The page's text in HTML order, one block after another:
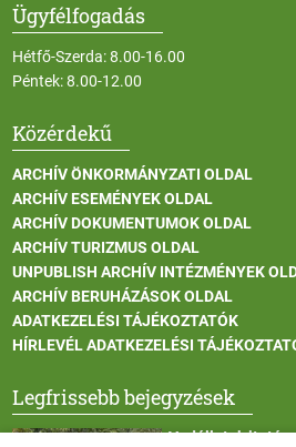
Ügyfélfogadás
Hétfő-Szerda: 8.00-16.00
Péntek: 8.00-12.00
Közérdekű
ARCHÍV ÖNKORMÁNYZATI OLDAL
ARCHÍV ESEMÉNYEK OLDAL
ARCHÍV DOKUMENTUMOK OLDAL
ARCHÍV TURIZMUS OLDAL
UNPUBLISH ARCHÍV INTÉZMÉNYEK
ARCHÍV BERUHÁZÁSOK OLDAL
ADATKEZELÉSI TÁJÉKOZTATÓK
HÍRLEVÉL ADATKEZELÉSI
Legfrissebb bejegyzések
Vadállatok